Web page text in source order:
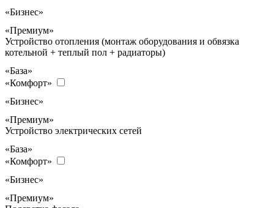
«Бизнес»
«Премиум»
Устройство отопления (монтаж оборудования и обвязка
котельной + теплый пол + радиаторы)
«База»
«Комфорт»
«Бизнес»
«Премиум»
Устройство электрических сетей
«База»
«Комфорт»
«Бизнес»
«Премиум»